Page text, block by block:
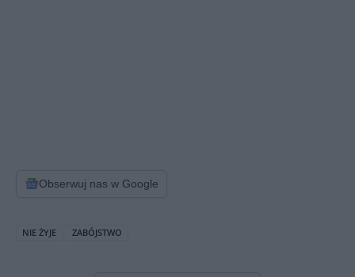
Obserwuj nas w Google
NIE ŻYJE ZABÓJSTWO